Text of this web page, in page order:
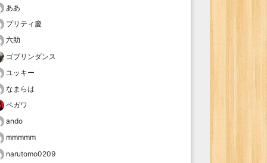
ああ
プリティ慶
六助
ゴブリンダンス
ユッキー
なまらは
ペガワ
ando
mmmmm
narutomo0209